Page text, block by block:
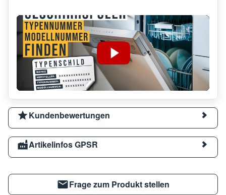
Kundenbewertungen
Artikelinfos GPSR
Frage zum Produkt stellen